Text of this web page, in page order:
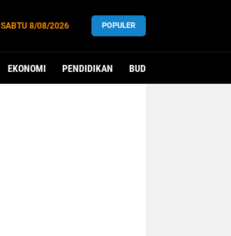
SABTU 8/08/2026 POPULER
EKONOMI PENDIDIKAN BUDAYA